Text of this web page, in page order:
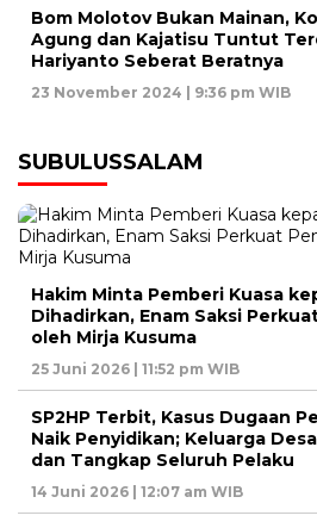
Bom Molotov Bukan Mainan,
Agung dan Kajatisu Tuntut
Hariyanto Seberat Beratnya
23 November 2024 | 9:36 pm WIB
SUBULUSSALAM
Hakim Minta Pemberi Kuasa
Dihadirkan, Enam Saksi
oleh Mirja Kusuma
25 Juni 2026 | 11:52 pm WIB
SP2HP Terbit, Kasus Dugaan
Naik Penyidikan; Keluarga
dan Tangkap Seluruh Pelaku
14 Juni 2026 | 12:07 am WIB